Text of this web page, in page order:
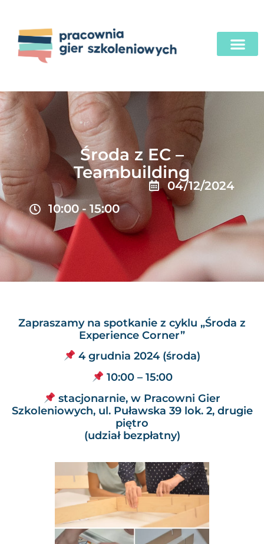
Środa z EC –
Teambuilding
04/12/2024
10:00 - 15:00
Zapraszamy na spotkanie z cyklu „Środa z
Experience Corner”
4 grudnia 2024 (środa)
10:00 – 15:00
stacjonarnie, w Pracowni Gier
Szkoleniowych, ul. Puławska 39 lok. 2, drugie
piętro
(udział bezpłatny)